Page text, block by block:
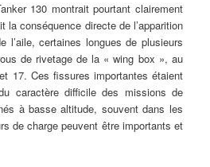
130 montrait pourtant clairement
la conséquence directe de l’apparition
l’aile, certaines longues de plusieurs
de rivetage de la « wing box », au
17. Ces fissures importantes étaient
caractère difficile des missions de
à basse altitude, souvent dans les
de charge peuvent être importants et